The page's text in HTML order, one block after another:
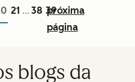
21 ... 38 39
próxima
página
blogs da